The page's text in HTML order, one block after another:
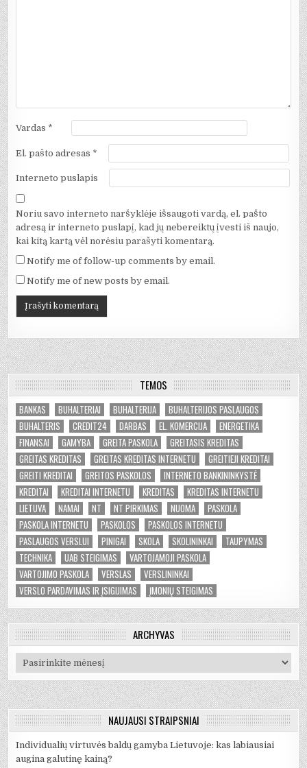
Vardas *
El. pašto adresas *
Interneto puslapis
Noriu savo interneto naršyklėje išsaugoti vardą, el. pašto
adresą ir interneto puslapį, kad jų nebereiktų įvesti iš naujo,
kai kitą kartą vėl norėsiu parašyti komentarą.
Notify me of follow-up comments by email.
Notify me of new posts by email.
TEMOS
BANKAS BUHALTERIAI BUHALTERIJA
BUHALTERIJOS PASLAUGOS
BUHALTERIS
CREDIT24 DARBAS EL. KOMERCIJA
ENERGETIKA
FINANSAI
GAMYBA GREITA PASKOLA
GREITASIS KREDITAS
GREITAS KREDITAS
GREITAS KREDITAS INTERNETU
GREITIEJI KREDITAI
GREITI KREDITAI
GREITOS PASKOLOS
INTERNETO BANKININKYSTĖ
KREDITAI
KREDITAI INTERNETU KREDITAS
KREDITAS INTERNETU
LIETUVA
NAMAI NT NT PIRKIMAS NUOMA
PASKOLA
PASKOLA INTERNETU
PASKOLOS
PASKOLOS INTERNETU
PASLAUGOS VERSLUI
PINIGAI SKOLA SKOLININKAI
TAUPYMAS
TECHNIKA
UAB STEIGIMAS
VARTOJAMOJI PASKOLA
VARTOJIMO PASKOLA
VERSLAS
VERSLININKAI
VERSLO PARDAVIMAS IR ĮSIGIJIMAS
ĮMONIŲ STEIGIMAS
ARCHYVAS
Archyvas
NAUJAUSI STRAIPSNIAI
Individualių virtuvės baldų gamyba Lietuvoje: kas labiausiai
augina galutinę kainą?